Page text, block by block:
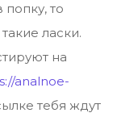
то
ласки.
на
analnoe-
тебя ждут